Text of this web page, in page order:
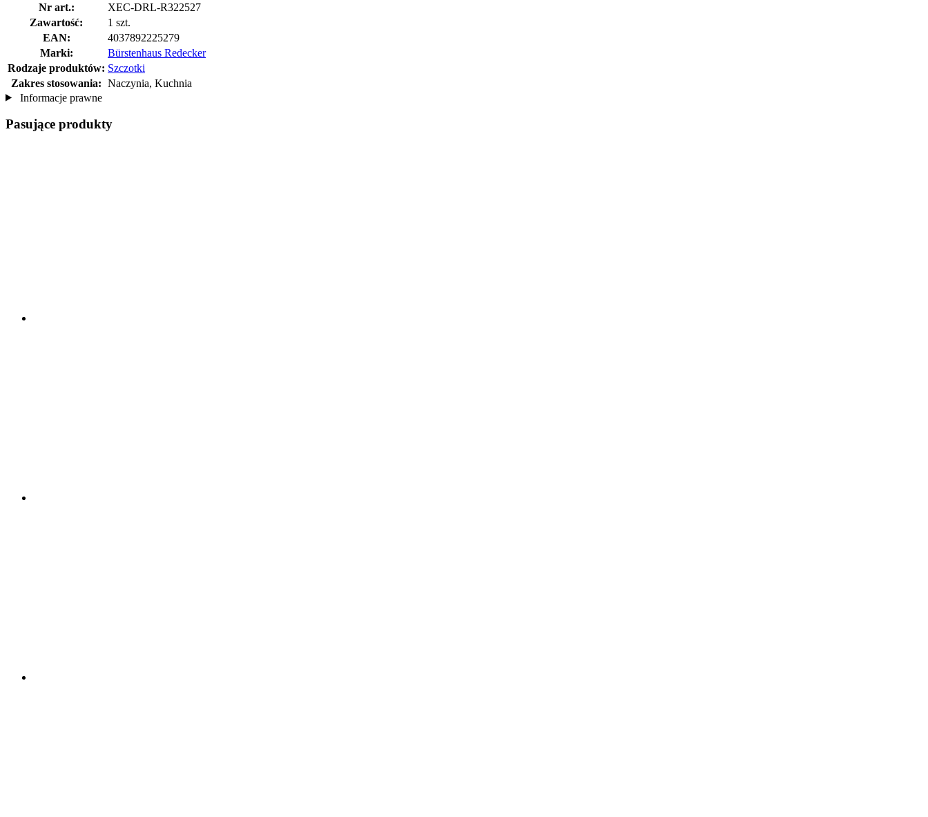
Nr art.:
XEC-DRL-R322527
Zawartość:
1 szt.
EAN:
4037892225279
Marki:
Bürstenhaus Redecker
Rodzaje produktów: Szczotki
Zakres stosowania: Naczynia, Kuchnia
Informacje prawne
Pasujące produkty